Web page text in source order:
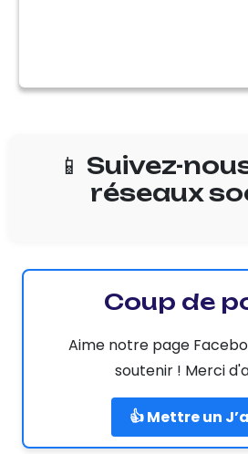
📱 Suivez-
réseaux
Coup de
Aime notre page
soutenir ! Merci
👍 Mettre un